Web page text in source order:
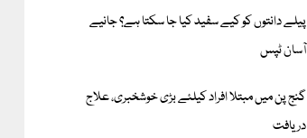
پیلے دانتوں کو کیے سفید کیا جا سکتا ہے؟ جانیے
آسان ٹپس
گنج پن میں مبتلا افراد کیلئے بڑی خوشخبری، علاج
دریافت